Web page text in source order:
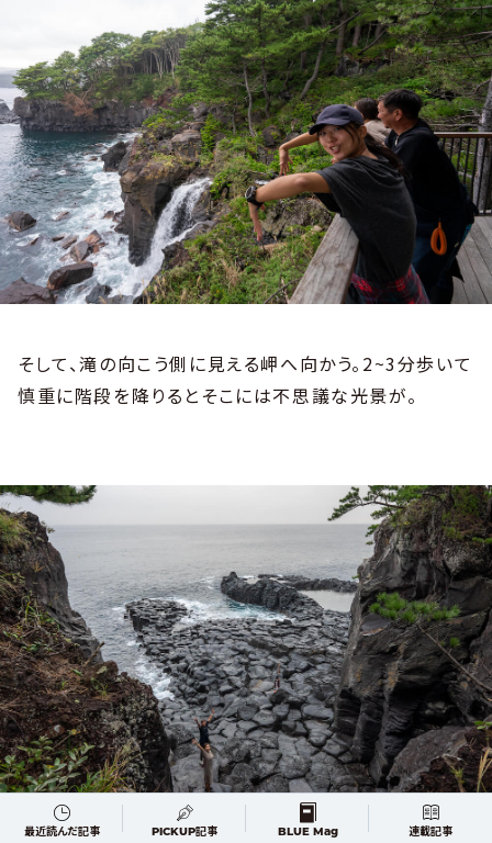
そして、滝の向こう側に見える岬へ向かう。2~3分歩いて
慎重に階段を降りるとそこには不思議な光景が。
最近読んだ記事 PICKUP記事 BLUE Mag 連載記事